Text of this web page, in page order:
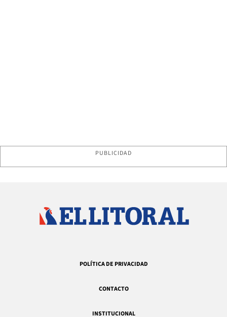
PUBLICIDAD
POLÍTICA DE PRIVACIDAD
CONTACTO
INSTITUCIONAL